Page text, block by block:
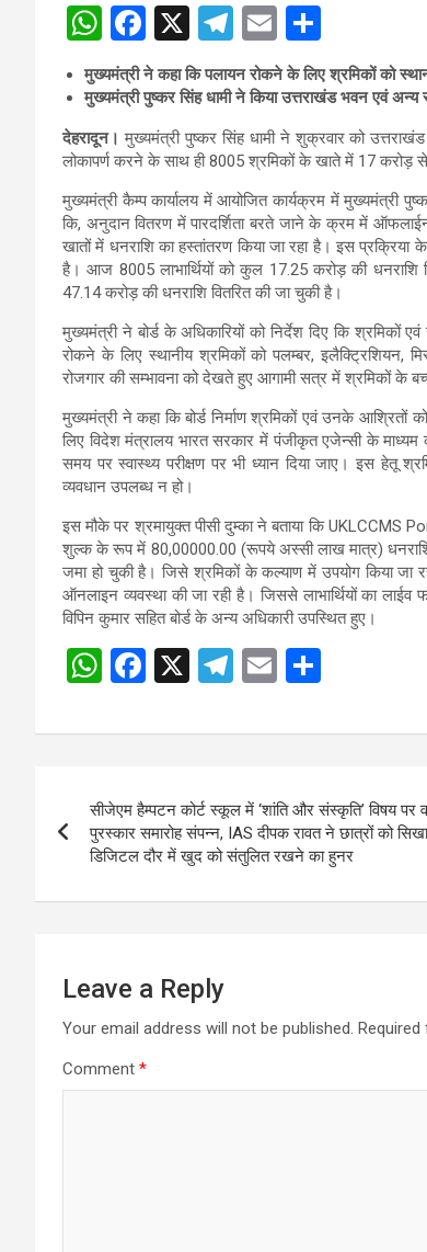
W
h
at
s
A
p
p
F
a
ce
b
o
o
k
X
T
el
e
gr
a
m
E
m
ail ar
e
मुख्यमंत्री ने कहा कि पलायन रोकने के लिए श्रमिकों को
मुख्यमंत्री पुष्कर सिंह धामी ने किया उत्तराखंड भवन एवं अन्य
देहरादून। मुख्यमंत्री पुष्कर सिंह धामी ने शुक्रवार को उत्तराखंड
लोकापर्ण करने के साथ ही 8005 श्रमिकों के खाते में 17 करोड़ से
मुख्यमंत्री कैम्प कार्यालय में आयोजित कार्यक्रम में मुख्यमंत्री
कि, अनुदान वितरण में पारदर्शिता बरते जाने के क्रम में
खातों में धनराशि का हस्तांतरण किया जा रहा है। इस
है। आज 8005 लाभार्थियों को कुल 17.25 करोड़ की धनराशि
47.14 करोड़ की धनराशि वितरित की जा चुकी है।
मुख्यमंत्री ने बोर्ड के अधिकारियों को निर्देश दिए कि श्रमिकों
रोकने के लिए स्थानीय श्रमिकों को पलम्बर, इलैक्ट्रिशियन,
रोजगार की सम्भावना को देखते हुए आगामी सत्र में श्रमिकों के
मुख्यमंत्री ने कहा कि बोर्ड निर्माण श्रमिकों एवं उनके
लिए विदेश मंत्रालय भारत सरकार में पंजीकृत एजेन्सी के माध्यम
समय पर स्वास्थ्य परीक्षण पर भी ध्यान दिया जाए। इस हेतू
व्यवधान उपलब्ध न हो।
इस मौके पर श्रमायुक्त पीसी दुम्का ने बताया कि UKLCCMS
शुल्क के रूप में 80,00000.00 (रूपये अस्सी लाख मात्र)
जमा हो चुकी है। जिसे श्रमिकों के कल्याण में उपयोग किया जा
ऑनलाइन व्यवस्था की जा रही है। जिससे लाभार्थियों का लाईव
विपिन कुमार सहित बोर्ड के अन्य अधिकारी उपस्थित हुए।
Post
W
at
A
p
p
F
ce
o
o
k
X
T
e
a
m
E
ail ar
navigation
सीजेएम हैम्पटन कोर्ट स्कूल में ‘शांति और संस्कृति’ विषय पर
पुरस्कार समारोह संपन्न, IAS दीपक रावत ने छात्रों को
डिजिटल दौर में खुद को संतुलित रखने का हुनर
Leave a Reply
Your email address will not be published. Required
Comment *